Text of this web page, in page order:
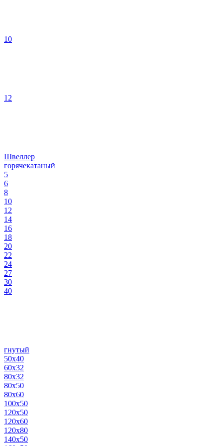
10
12
Швеллер
горячекатаный
5
6
8
10
12
14
16
18
20
22
24
27
30
40
гнутый
50х40
60х32
80х32
80х50
80х60
100х50
120х50
120х60
120х80
140х50